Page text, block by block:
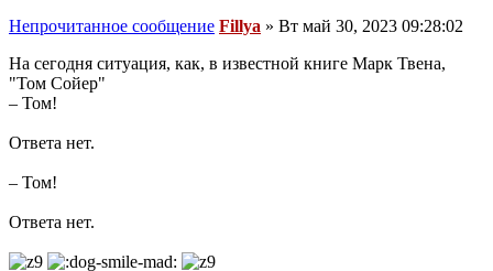
Непрочитанное сообщение Fillya » Вт май 30, 2023 09:28:02
На сегодня ситуация, как, в известной книге Марк Твена,
"Том Сойер"
– Том!
Ответа нет.
– Том!
Ответа нет.